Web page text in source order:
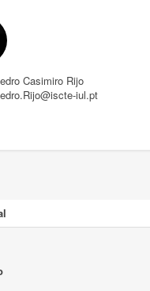
Casimiro Rijo
iul.pt